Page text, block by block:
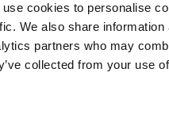
use cookies to personalise
We also share
partners who may
collected from your use